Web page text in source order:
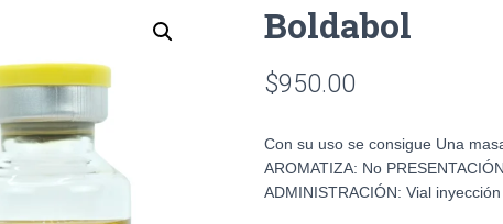
Boldabol
$950.00
Con su uso se consigue Una
AROMATIZA: No
ADMINISTRACIÓN: Vial inyección